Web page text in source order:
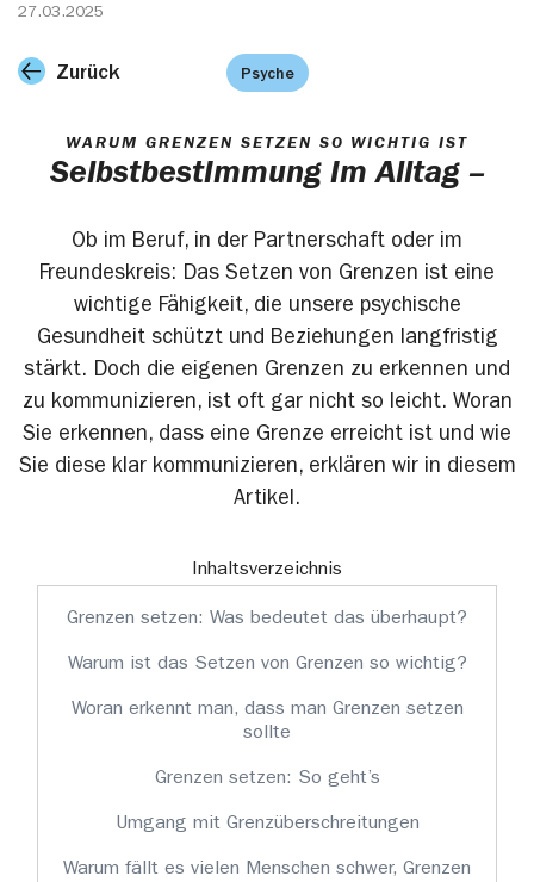
27.03.2025
Zurück Psyche
WARUM GRENZEN SETZEN SO WICHTIG IST
Selbstbestimmung im Alltag –
Ob im Beruf, in der Partnerschaft oder im
Freundeskreis: Das Setzen von Grenzen ist eine
wichtige Fähigkeit, die unsere psychische
Gesundheit schützt und Beziehungen langfristig
stärkt. Doch die eigenen Grenzen zu erkennen und
zu kommunizieren, ist oft gar nicht so leicht. Woran
Sie erkennen, dass eine Grenze erreicht ist und wie
Sie diese klar kommunizieren, erklären wir in diesem
Artikel.
Inhaltsverzeichnis
Grenzen setzen: Was bedeutet das überhaupt?
Warum ist das Setzen von Grenzen so wichtig?
Woran erkennt man, dass man Grenzen setzen
sollte
Grenzen setzen: So geht’s
Umgang mit Grenzüberschreitungen
Warum fällt es vielen Menschen schwer, Grenzen